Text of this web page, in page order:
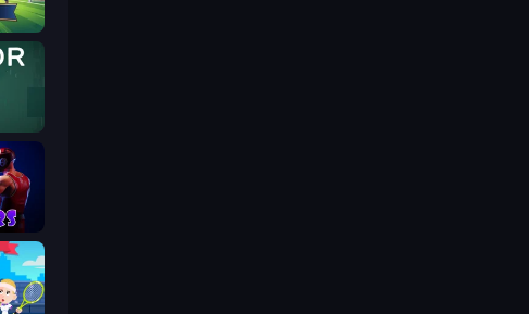
2026
Rotator